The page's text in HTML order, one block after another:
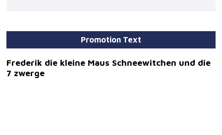
Promotion Text
Frederik die kleine Maus Schneewitchen und die
7 zwerge